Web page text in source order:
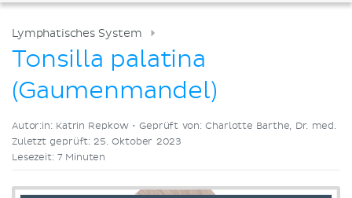
Lymphatisches System
Tonsilla palatina
(Gaumenmandel)
Autor:in: Katrin Repkow •Geprüft von: Charlotte Barthe, Dr. med.
Zuletzt geprüft: 25. Oktober 2023
Lesezeit: 7 Minuten